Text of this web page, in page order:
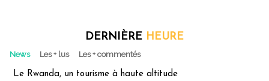
DERNIÈRE HEURE
News Les + lus Les + commentés
Le Rwanda, un tourisme à haute altitude